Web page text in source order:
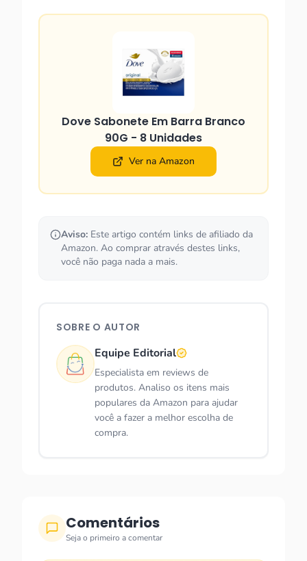
Dove Sabonete Em Barra Branco
90G - 8 Unidades
Ver na Amazon
Aviso: Este artigo contém links de afiliado da
Amazon. Ao comprar através destes links,
você não paga nada a mais.
SOBRE O AUTOR
Equipe Editorial
Especialista em reviews de
produtos. Analiso os itens mais
populares da Amazon para ajudar
você a fazer a melhor escolha de
compra.
Comentários
Seja o primeiro a comentar